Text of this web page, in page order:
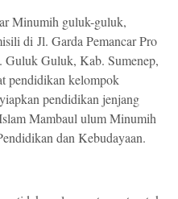
Minumih guluk-guluk,
di Jl. Garda Pemancar Pro
Guluk, Kab. Sumenep,
pendidikan kelompok
pendidikan jenjang
Mambaul ulum Minumih
dan Kebudayaan.